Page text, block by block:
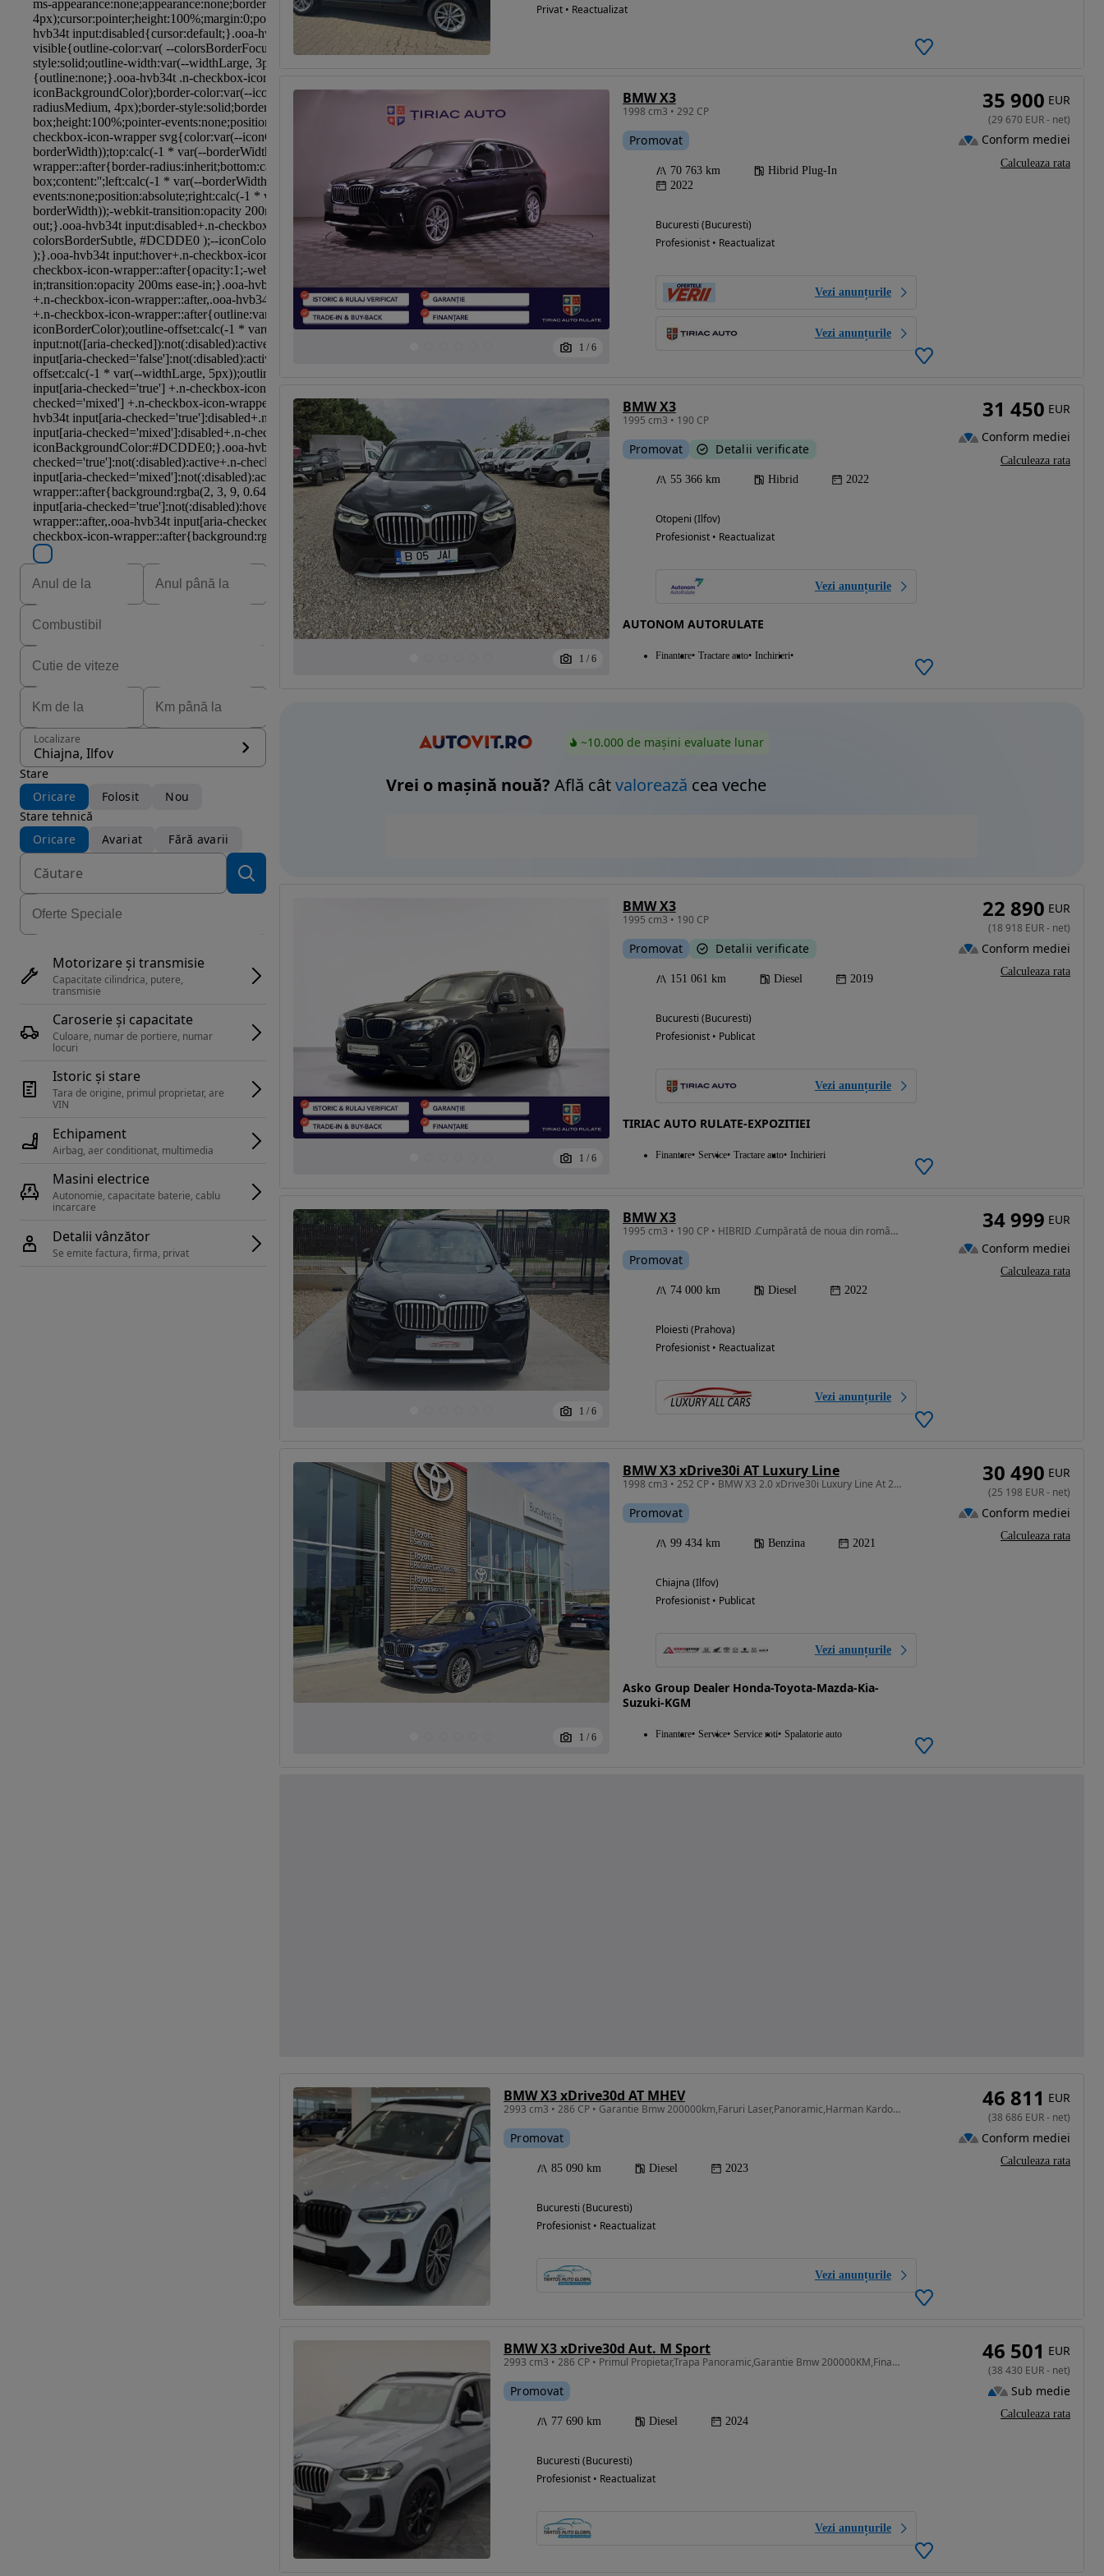
Eligibil pentru
finantare
Localizare
Chiajna, Ilfov
Stare
Oricare
Folosit
Nou
Stare tehnică
Oricare
Avariat Fără avarii
Motorizare și transmisie
Capacitate cilindrica, putere,
transmisie
Caroserie și capacitate
Culoare, numar de portiere, numar
locuri
Istoric și stare
Tara de origine, primul proprietar, are
Echipament
Airbag, aer conditionat, multimedia
Masini electrice
Autonomie, capacitate baterie, cablu
Detalii vânzător
Se emite factura, firma, privat
Privat • Reactualizat
1 / 6
BMW X3
1998 cm3 • 292 CP
Promovat
70 763 km
Hibrid Plug-In
2022
Bucuresti (Bucuresti)
Profesionist • Reactualizat
Vezi anunțurile
Vezi anunțurile
35 900 EUR
(29 670 EUR- net)
Conform mediei
Calculeaza rata
1 / 6
BMW X3
1995 cm3 • 190 CP
Promovat Detalii verificate
55 366 km Hibrid 2022
Otopeni (Ilfov)
Profesionist • Reactualizat
Vezi anunțurile
AUTONOM AUTORULATE
Finantare Tractare auto Inchirieri
31 450 EUR
Conform mediei
Calculeaza rata
~10.000 de mașini evaluate lunar
Vrei o mașină nouă? Află câtvalorează cea veche
1 / 6
BMW X3
1995 cm3 • 190 CP
Promovat Detalii verificate
151 061 km Diesel 2019
Bucuresti (Bucuresti)
Profesionist • Publicat
Vezi anunțurile
TIRIAC AUTO RULATE-EXPOZITIEI
Finantare Service Tractare auto Inchirieri
22 890 EUR
(18 918 EUR- net)
Conform mediei
Calculeaza rata
1 / 6
BMW X3
1995 cm3 • 190 CP • HIBRID .Cumpărată de noua din românia,tva inclus si deductibil
Promovat
74 000 km Diesel 2022
Ploiesti (Prahova)
Profesionist • Reactualizat
Vezi anunțurile
34 999 EUR
Conform mediei
Calculeaza rata
1 / 6
BMW X3 xDrive30i AT Luxury Line
1998 cm3 • 252 CP • BMW X3 2.0 xDrive30i Luxury Line At 252HP
Promovat
99 434 km Benzina 2021
Chiajna (Ilfov)
Profesionist • Publicat
Vezi anunțurile
Asko Group Dealer Honda-Toyota-Mazda-Kia-
Suzuki-KGM
Finantare Service Service roti Spalatorie auto
30 490 EUR
(25 198 EUR- net)
Conform mediei
Calculeaza rata
BMW X3 xDrive30d AT MHEV
2993 cm3 • 286 CP • Garantie Bmw 200000km,Faruri Laser,Panoramic,Harman Kardon,Finantare!
Promovat
85 090 km Diesel 2023
Bucuresti (Bucuresti)
Profesionist • Reactualizat
Vezi anunțurile
46 811 EUR
(38 686 EUR- net)
Conform mediei
Calculeaza rata
BMW X3 xDrive30d Aut. M Sport
2993 cm3 • 286 CP • Primul Propietar,Trapa Panoramic,Garantie Bmw 200000KM,Finantare!
Promovat
77 690 km Diesel 2024
Bucuresti (Bucuresti)
Profesionist • Reactualizat
Vezi anunțurile
46 501 EUR
(38 430 EUR- net)
Sub medie
Calculeaza rata